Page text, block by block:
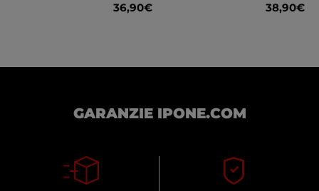
36,90€ 38,90€
GARANZIE IPONE.COM